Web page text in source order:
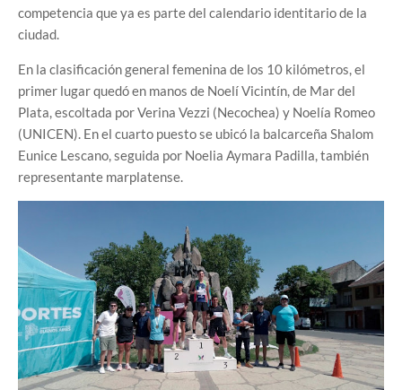
competencia que ya es parte del calendario identitario de la
ciudad.
En la clasificación general femenina de los 10 kilómetros, el
primer lugar quedó en manos de Noelí Vicintín, de Mar del
Plata, escoltada por Verina Vezzi (Necochea) y Noelía Romeo
(UNICEN). En el cuarto puesto se ubicó la balcarceña Shalom
Eunice Lescano, seguida por Noelia Aymara Padilla, también
representante marplatense.